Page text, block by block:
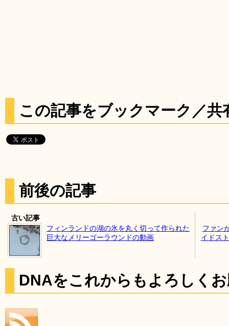
この記事をブックマーク／共
前後の記事
古い記事
フィンランドの湖の氷を丸く切って作られた
巨大なメリーゴーラウンドの動画
ファン
イドス
DNAをこれからもよろしく